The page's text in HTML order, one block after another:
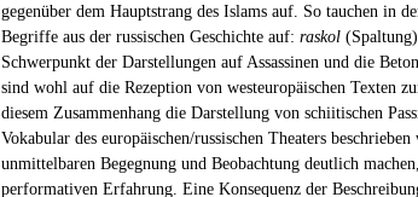
gegenüber dem Hauptstrang des Islams auf. So tauchen in
Begriffe aus der russischen Geschichte auf: raskol
Schwerpunkt der Darstellungen auf Assassinen und die
sind wohl auf die Rezeption von westeuropäischen Texten
diesem Zusammenhang die Darstellung von schiitischen
Vokabular des europäischen/russischen Theaters
unmittelbaren Begegnung und Beobachtung deutlich
performativen Erfahrung. Eine Konsequenz der